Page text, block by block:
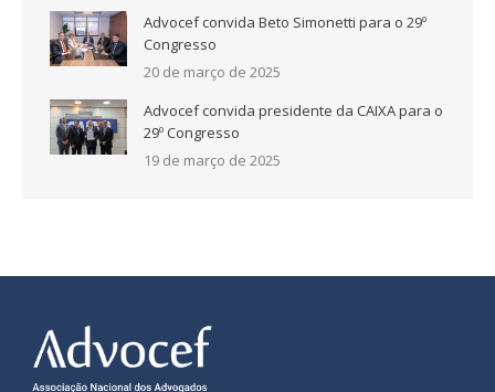
Advocef convida Beto Simonetti para o 29º
Congresso
20 de março de 2025
Advocef convida presidente da CAIXA para o
29º Congresso
19 de março de 2025